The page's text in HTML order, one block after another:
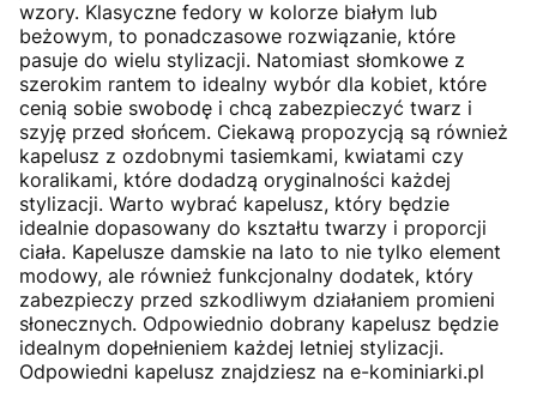
wzory. Klasyczne fedory w kolorze białym lub
beżowym, to ponadczasowe rozwiązanie, które
pasuje do wielu stylizacji. Natomiast słomkowe z
szerokim rantem to idealny wybór dla kobiet, które
cenią sobie swobodę i chcą zabezpieczyć twarz i
szyję przed słońcem. Ciekawą propozycją są również
kapelusz z ozdobnymi tasiemkami, kwiatami czy
koralikami, które dodadzą oryginalności każdej
stylizacji. Warto wybrać kapelusz, który będzie
idealnie dopasowany do kształtu twarzy i proporcji
ciała. Kapelusze damskie na lato to nie tylko element
modowy, ale również funkcjonalny dodatek, który
zabezpieczy przed szkodliwym działaniem promieni
słonecznych. Odpowiednio dobrany kapelusz będzie
idealnym dopełnieniem każdej letniej stylizacji.
Odpowiedni kapelusz znajdziesz na e-kominiarki.pl